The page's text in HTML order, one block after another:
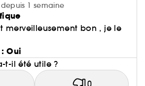
1 semaine
merveilleusement bon , je le
Oui
t-il été utile ?
0